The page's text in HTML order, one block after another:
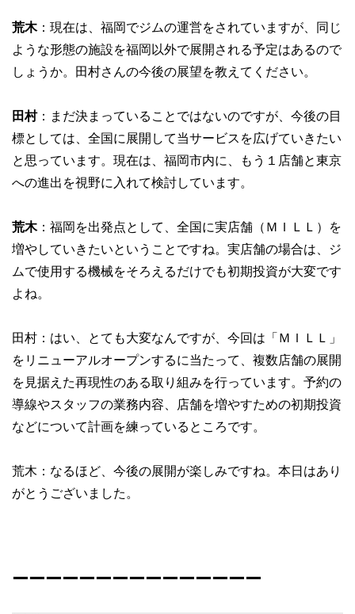
荒木：現在は、福岡でジムの運営をされていますが、同じ
ような形態の施設を福岡以外で展開される予定はあるので
しょうか。田村さんの今後の展望を教えてください。
田村：まだ決まっていることではないのですが、今後の目
標としては、全国に展開して当サービスを広げていきたい
と思っています。現在は、福岡市内に、もう１店舗と東京
への進出を視野に入れて検討しています。
荒木：福岡を出発点として、全国に実店舗（ＭＩＬＬ）を
増やしていきたいということですね。実店舗の場合は、ジ
ムで使用する機械をそろえるだけでも初期投資が大変です
よね。
田村：はい、とても大変なんですが、今回は「ＭＩＬＬ」
をリニューアルオープンするに当たって、複数店舗の展開
を見据えた再現性のある取り組みを行っています。予約の
導線やスタッフの業務内容、店舗を増やすための初期投資
などについて計画を練っているところです。
荒木：なるほど、今後の展開が楽しみですね。本日はあり
がとうございました。
ーーーーーーーーーーーーーーー